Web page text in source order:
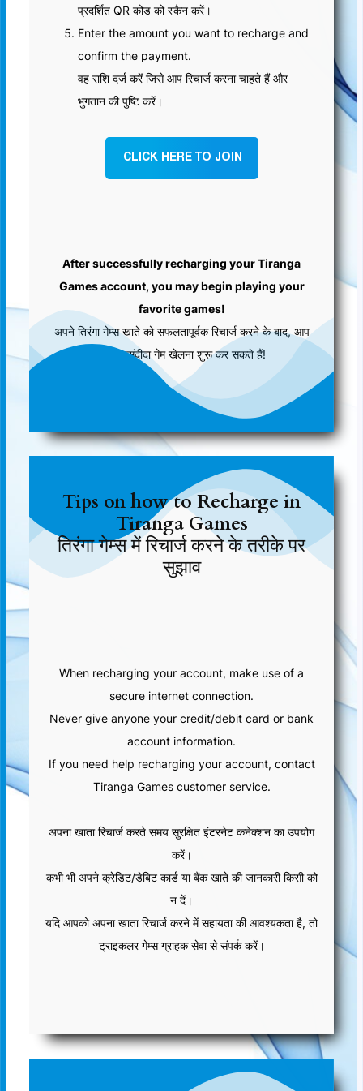
प्रदर्शित QR कोड को स्कैन करें।
Enter the amount you want to recharge and
confirm the payment.
वह राशि दर्ज करें जिसे आप रिचार्ज करना चाहते हैं और
भुगतान की पुष्टि करें।
CLICK HERE TO JOIN
After successfully recharging your Tiranga
Games account, you may begin playing your
favorite games!
अपने तिरंगा गेम्स खाते को सफलतापूर्वक रिचार्ज करने के बाद, आप
अपने पसंदीदा गेम खेलना शुरू कर सकते हैं!
Tips on how to Recharge in
Tiranga Games
तिरंगा गेम्स में रिचार्ज करने के तरीके पर
सुझाव
When recharging your account, make use of a
secure internet connection.
Never give anyone your credit/debit card or bank
account information.
If you need help recharging your account, contact
Tiranga Games customer service.
अपना खाता रिचार्ज करते समय सुरक्षित इंटरनेट कनेक्शन का उपयोग
करें।
कभी भी अपने क्रेडिट/डेबिट कार्ड या बैंक खाते की जानकारी किसी को
न दें।
यदि आपको अपना खाता रिचार्ज करने में सहायता की आवश्यकता है, तो
ट्राइकलर गेम्स ग्राहक सेवा से संपर्क करें।